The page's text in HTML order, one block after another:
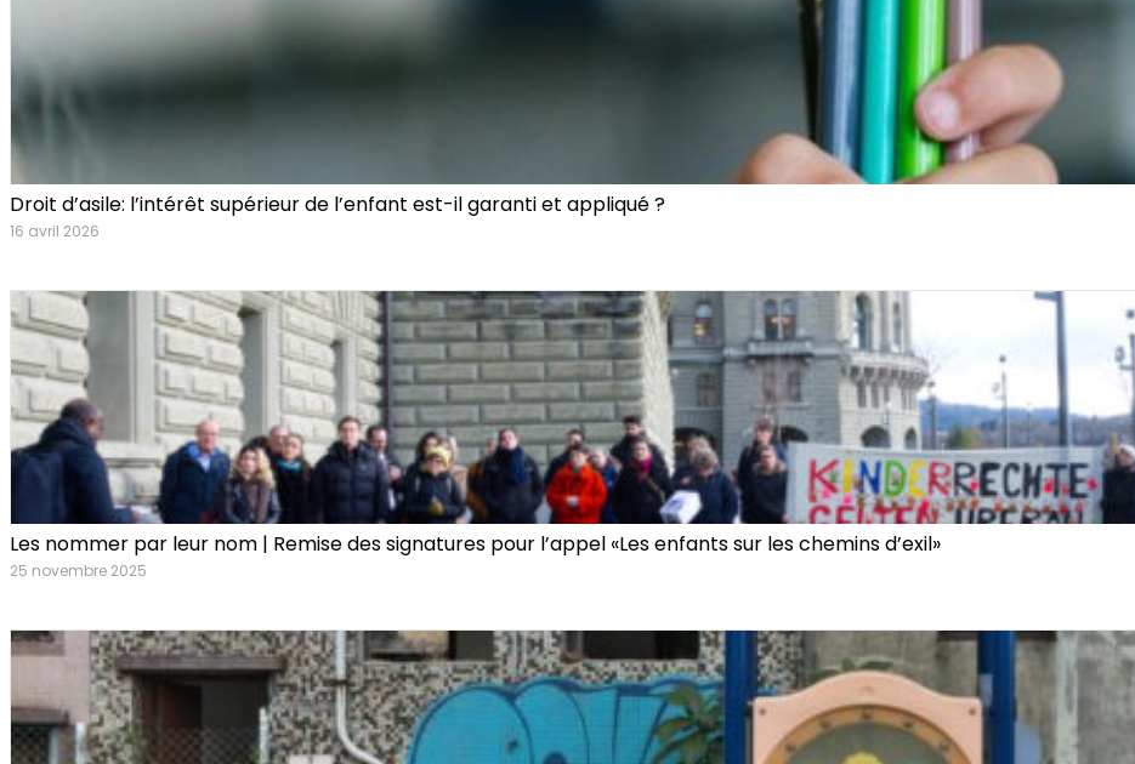
Droit d’asile: l’intérêt supérieur de l’enfant est-il garanti et appliqué ?
16 avril 2026
Les nommer par leur nom | Remise des signatures pour l’appel «Les enfants sur les chemins d’exil»
25 novembre 2025